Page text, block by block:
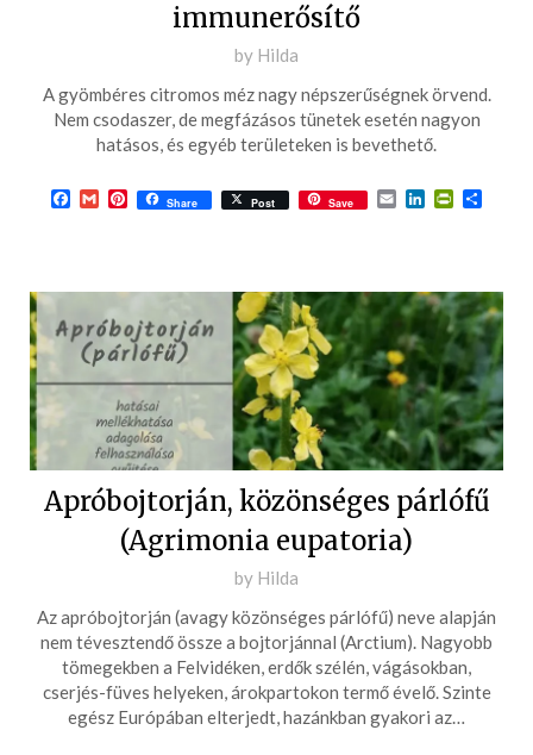
immunerősítő
Posted
on
2017-
09-
by Hilda
A gyömbéres citromos méz nagy népszerűségnek örvend.
Nem csodaszer, de megfázásos tünetek esetén nagyon
hatásos, és egyéb területeken is bevethető.
Facebook
GmailPinterest
Share Post Save EmailLinkedIn
Apróbojtorján, közönséges párlófű
(Agrimonia eupatoria)
Posted
2017-
05-
21
by Hilda
Az apróbojtorján (avagy közönséges párlófű) neve alapján
nem tévesztendő össze a bojtorjánnal (Arctium). Nagyobb
tömegekben a Felvidéken, erdők szélén, vágásokban,
cserjés-füves helyeken, árokpartokon termő évelő. Szinte
egész Európában elterjedt, hazánkban gyakori az…